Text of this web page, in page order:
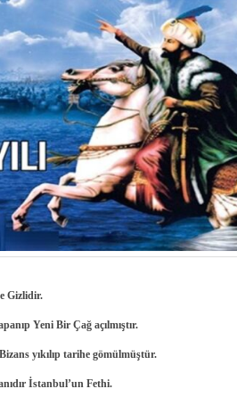
Gizlidir.
Yeni Bir Çağ açılmıştır.
yıkılıp tarihe gömülmüştür.
İstanbul’un Fethi.